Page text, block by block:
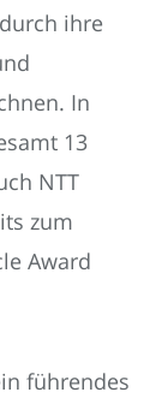
ihre
In
13
NTT
zum
Award
führendes